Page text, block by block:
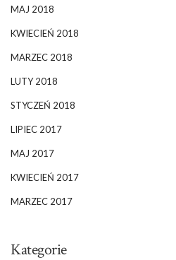
MAJ 2018
KWIECIEŃ 2018
MARZEC 2018
LUTY 2018
STYCZEŃ 2018
LIPIEC 2017
MAJ 2017
KWIECIEŃ 2017
MARZEC 2017
Kategorie